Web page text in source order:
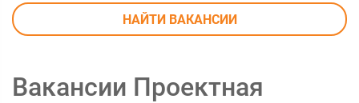
НАЙТИ ВАКАНСИИ
Вакансии Проектная